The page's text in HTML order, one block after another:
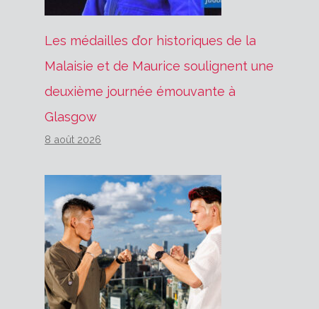
Les médailles d’or historiques de la
Malaisie et de Maurice soulignent une
deuxième journée émouvante à
Glasgow
8 août 2026